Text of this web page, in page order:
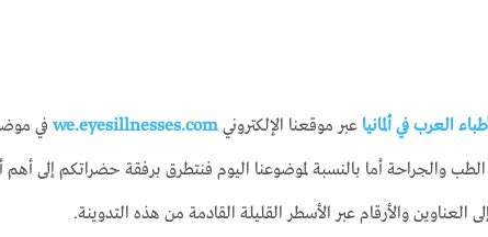
العرب في ألمانيا عبر موقعنا الإلكتروني we.eyesillnesses.com في
والجراحة أما بالنسبة لموضوعنا اليوم فنتطرق برفقة حضراتكم إلى
العناوين والأرقام عبر الأسطر القليلة القادمة من هذه التدوينة.